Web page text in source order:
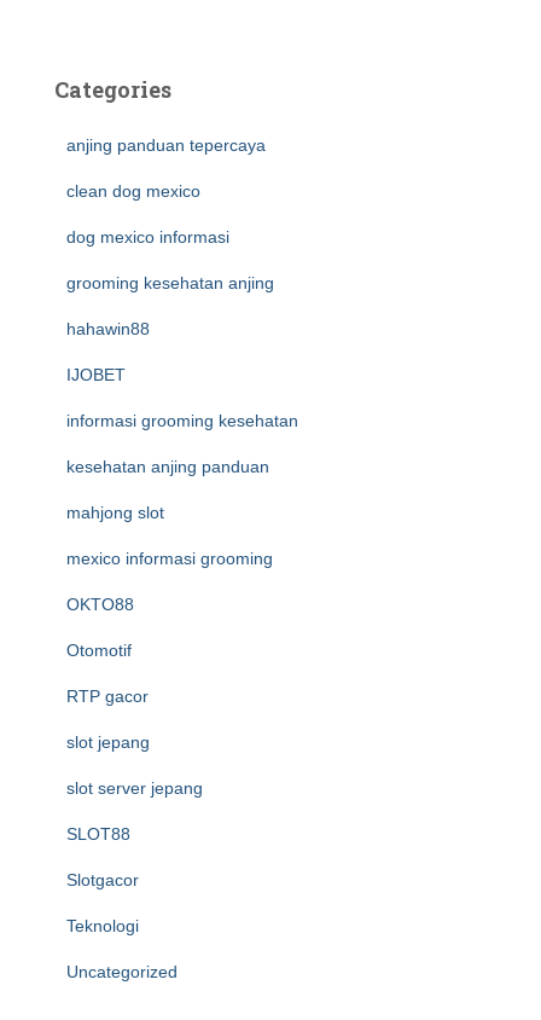
Categories
anjing panduan tepercaya
clean dog mexico
dog mexico informasi
grooming kesehatan anjing
hahawin88
IJOBET
informasi grooming kesehatan
kesehatan anjing panduan
mahjong slot
mexico informasi grooming
OKTO88
Otomotif
RTP gacor
slot jepang
slot server jepang
SLOT88
Slotgacor
Teknologi
Uncategorized